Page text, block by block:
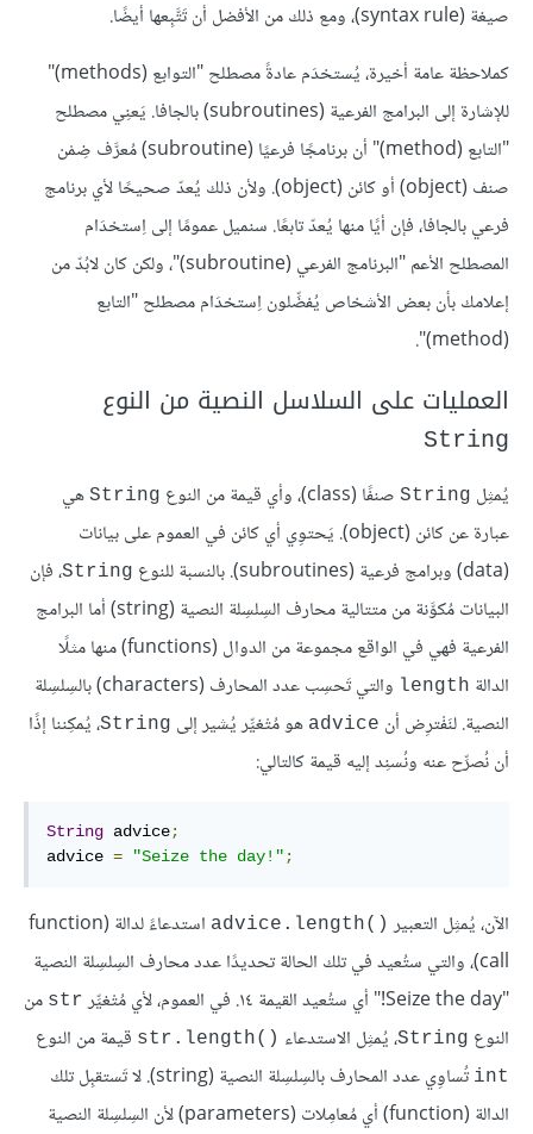
صيغة (syntax rule)، ومع ذلك من الأفضل أن تَتَّبِعها أيضًا.
كملاحظة عامة أخيرة، يُستخدَم عادةً مصطلح "التوابع (methods)"
للإشارة إلى البرامج الفرعية (subroutines) بالجافا. يَعنِي مصطلح
"التابع (method)" أن برنامجًا فرعيًا (subroutine) مُعرَّف ضِمْن
صنف (object) أو كائن (object). ولأن ذلك يُعدّ صحيحًا لأي برنامج
فرعي بالجافا، فإن أيًا منها يُعدّ تابعًا. سنميل عمومًا إلى اِستخدَام
المصطلح الأعم "البرنامج الفرعي (subroutine)"، ولكن كان لابُدّ من
إعلامك بأن بعض الأشخاص يُفضِّلون اِستخدَام مصطلح "التابع
(method)".
العمليات على السلاسل النصية من النوع
String
يُمثِل String صنفًا (class)، وأي قيمة من النوع String هي
عبارة عن كائن (object). يَحتوِي أي كائن في العموم على بيانات
(data) وبرامج فرعية (subroutines). بالنسبة للنوع
String، فإن
البيانات مُكوَّنة من متتالية محارف السِلسِلة النصية (string) أما البرامج
الفرعية فهي في الواقع مجموعة من الدوال (functions) منها مثلًا
الدالة length
والتي تَحسِب عدد المحارف (characters) بالسِلسِلة
النصية. لنَفْترِض أن advice هو مُتْغيِّر يُشير إلى String، يُمكِننا إذًا
أن نُصرِّح عنه ونُسنِد إليه قيمة كالتالي:
String advice;
advice = "Seize the day!";
الآن، يُمثِل التعبير advice.length()‎
استدعاءً لدالة (function
call)، والتي ستُعيد في تلك الحالة تحديدًا عدد محارف السِلسِلة النصية
"Seize the day!" أي ستُعيد القيمة ١٤. في العموم، لأي مُتْغيِّر
str من
النوع String، يُمثِل الاستدعاء str.length()‎ قيمة من النوع
int
تُساوِي عدد المحارف بالسِلسِلة النصية (string). لا تَستقبِل تلك
الدالة (function) أي مُعامِلات (parameters) لأن السِلسِلة النصية